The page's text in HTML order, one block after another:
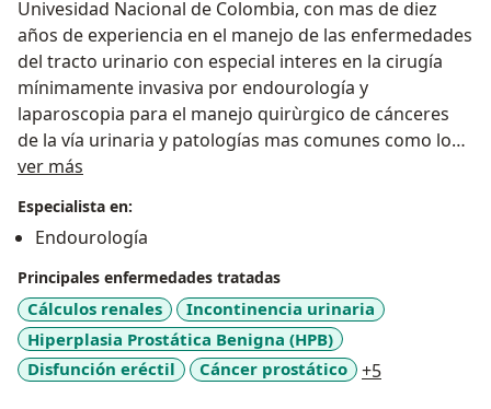
Univesidad Nacional de Colombia, con mas de diez
años de experiencia en el manejo de las enfermedades
del tracto urinario con especial interes en la cirugía
mínimamente invasiva por endourología y
laparoscopia para el manejo quirùrgico de cánceres
de la vía urinaria y patologías mas comunes como los
cálculos urinarios y la hiperplasia prostática.
ver más
Especialista en:
Endourología
Principales enfermedades tratadas
Cálculos renales
Incontinencia urinaria
Hiperplasia Prostática Benigna (HPB)
Disfunción eréctil
Cáncer prostático +5